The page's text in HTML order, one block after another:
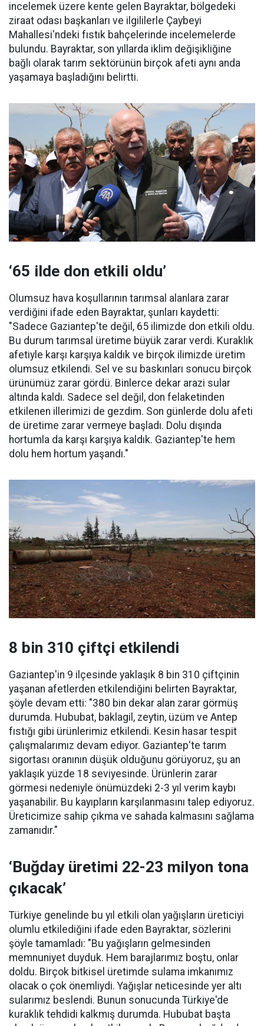
incelemek üzere kente gelen Bayraktar, bölgedeki
ziraat odası başkanları ve ilgililerle Çaybeyi
Mahallesi'ndeki fıstık bahçelerinde incelemelerde
bulundu. Bayraktar, son yıllarda iklim değişikliğine
bağlı olarak tarım sektörünün birçok afeti aynı anda
yaşamaya başladığını belirtti.
‘65 ilde don etkili oldu’
Olumsuz hava koşullarının tarımsal alanlara zarar
verdiğini ifade eden Bayraktar, şunları kaydetti:
"Sadece Gaziantep'te değil, 65 ilimizde don etkili oldu.
Bu durum tarımsal üretime büyük zarar verdi. Kuraklık
afetiyle karşı karşıya kaldık ve birçok ilimizde üretim
olumsuz etkilendi. Sel ve su baskınları sonucu birçok
ürünümüz zarar gördü. Binlerce dekar arazi sular
altında kaldı. Sadece sel değil, don felaketinden
etkilenen illerimizi de gezdim. Son günlerde dolu afeti
de üretime zarar vermeye başladı. Dolu dışında
hortumla da karşı karşıya kaldık. Gaziantep'te hem
dolu hem hortum yaşandı."
8 bin 310 çiftçi etkilendi
Gaziantep'in 9 ilçesinde yaklaşık 8 bin 310 çiftçinin
yaşanan afetlerden etkilendiğini belirten Bayraktar,
şöyle devam etti: "380 bin dekar alan zarar görmüş
durumda. Hububat, baklagil, zeytin, üzüm ve Antep
fıstığı gibi ürünlerimiz etkilendi. Kesin hasar tespit
çalışmalarımız devam ediyor. Gaziantep'te tarım
sigortası oranının düşük olduğunu görüyoruz, şu an
yaklaşık yüzde 18 seviyesinde. Ürünlerin zarar
görmesi nedeniyle önümüzdeki 2-3 yıl verim kaybı
yaşanabilir. Bu kayıpların karşılanmasını talep ediyoruz.
Üreticimize sahip çıkma ve sahada kalmasını sağlama
zamanıdır."
‘Buğday üretimi 22-23 milyon tona
çıkacak’
Türkiye genelinde bu yıl etkili olan yağışların üreticiyi
olumlu etkilediğini ifade eden Bayraktar, sözlerini
şöyle tamamladı: "Bu yağışların gelmesinden
memnuniyet duyduk. Hem barajlarımız boştu, onlar
doldu. Birçok bitkisel üretimde sulama imkanımız
olacak o çok önemliydi. Yağışlar neticesinde yer altı
sularımız beslendi. Bunun sonucunda Türkiye'de
kuraklık tehdidi kalkmış durumda. Hububat başta